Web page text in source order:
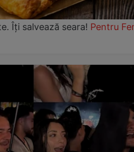
Îți salvează seara! Pentru